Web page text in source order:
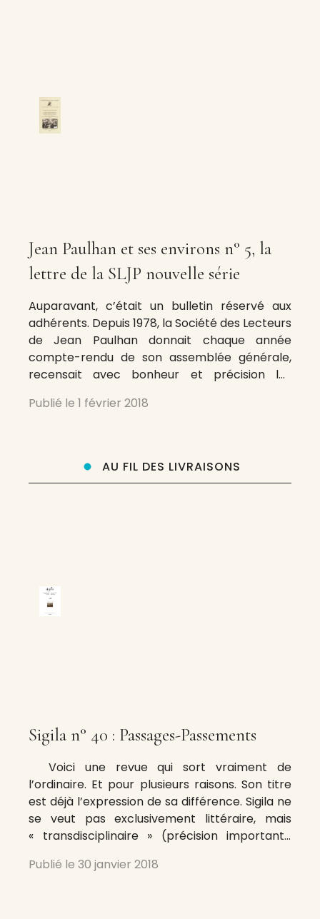
Jean Paulhan et ses environs n° 5, la
lettre de la SLJP nouvelle série
Auparavant, c’était un bulletin réservé aux
adhérents. Depuis 1978, la Société des Lecteurs
de Jean Paulhan donnait chaque année
compte-rendu de son assemblée générale,
recensait avec bonheur et précision les
s’effectuaient autour de Paulhan. Chacun
Publié le 1 février 2018
AU FIL DES LIVRAISONS
Sigila n° 40 : Passages-Passements
Voici une revue qui sort vraiment de
l’ordinaire. Et pour plusieurs raisons. Son titre
est déjà l’expression de sa différence. Sigila ne
se veut pas exclusivement littéraire, mais
« transdisciplinaire » (précision importante
notion de diagonale dans la connaissance est
Publié le 30 janvier 2018